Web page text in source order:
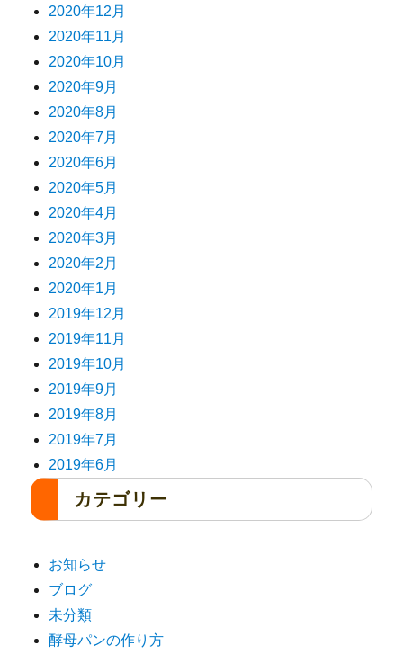
2020年12月
2020年11月
2020年10月
2020年9月
2020年8月
2020年7月
2020年6月
2020年5月
2020年4月
2020年3月
2020年2月
2020年1月
2019年12月
2019年11月
2019年10月
2019年9月
2019年8月
2019年7月
2019年6月
カテゴリー
お知らせ
ブログ
未分類
酵母パンの作り方